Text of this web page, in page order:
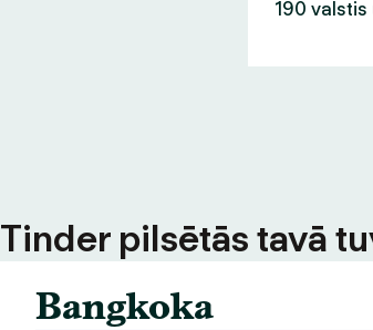
190 valstis
pilsētās tavā
Bangkoka